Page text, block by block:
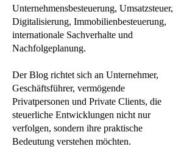
Unternehmensbesteuerung, Umsatzsteuer,
Digitalisierung, Immobilienbesteuerung,
internationale Sachverhalte und
Nachfolgeplanung.
Der Blog richtet sich an Unternehmer,
Geschäftsführer, vermögende
Privatpersonen und Private Clients, die
steuerliche Entwicklungen nicht nur
verfolgen, sondern ihre praktische
Bedeutung verstehen möchten.